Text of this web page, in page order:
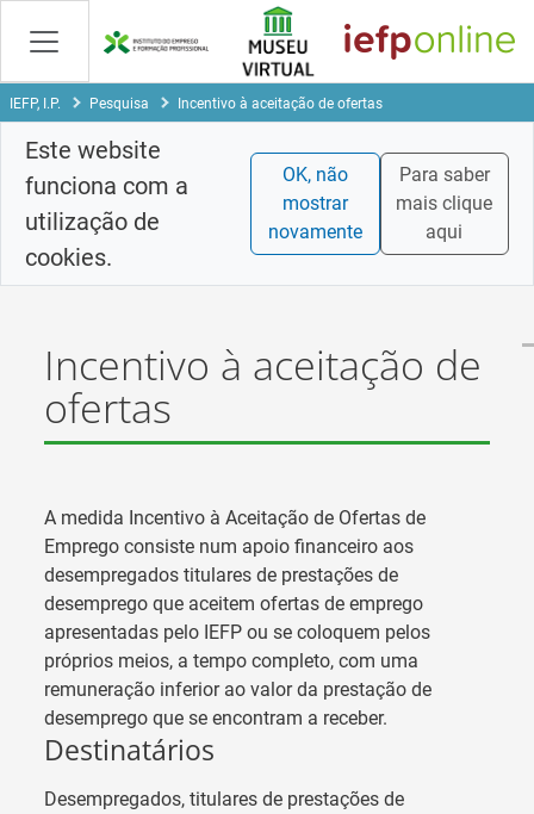
Saltar
para
conteúdo
principal
IEFP, I.P. Pesquisa Incentivo à aceitação de ofertas
Este website
funciona com a
utilização de
cookies.
OK, não
mostrar
novamente
Para saber
mais clique
aqui
Incentivo à aceitação de
ofertas
A medida Incentivo à Aceitação de Ofertas de
Emprego consiste num apoio financeiro aos
desempregados titulares de prestações de
desemprego que aceitem ofertas de emprego
apresentadas pelo IEFP ou se coloquem pelos
próprios meios, a tempo completo, com uma
remuneração inferior ao valor da prestação de
desemprego que se encontram a receber.
Destinatários
Desempregados, titulares de prestações de